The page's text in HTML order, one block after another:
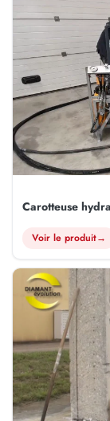
Carotteuse
Voir le produit→